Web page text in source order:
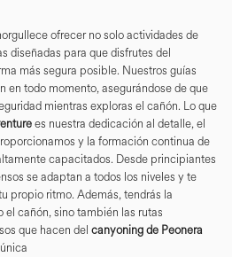
ofrecer no solo actividades de
diseñadas para que disfrutes del
más segura posible. Nuestros guías
en todo momento, asegurándose de que
mientras exploras el cañón. Lo que
es nuestra dedicación al detalle, el
y la formación continua de
capacitados. Desde principiantes
se adaptan a todos los niveles y te
propio ritmo. Además, tendrás la
cañón, sino también las rutas
que hacen del canyoning de Peonera